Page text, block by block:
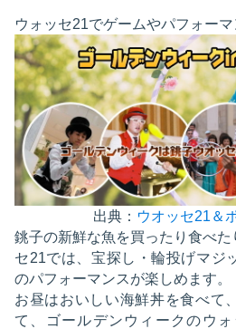
ウォッセ21でゲームやパフォーマ
出典： ウオッセ21＆
銚子の新鮮な魚を買ったり食べ
セ21では、宝探し・輪投げマジ
のパフォーマンスが楽しめます。
お昼はおいしい海鮮丼を食べて
て、ゴールデンウィークのウ